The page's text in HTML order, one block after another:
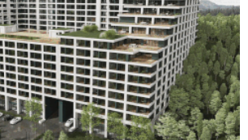
зарегистрироваться также с помощью
31-07-2026
бонусы в играх»: IDBank
о кибератаках на школьников